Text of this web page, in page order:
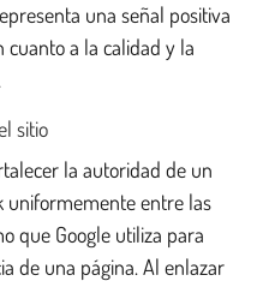
una señal positiva
a la calidad y la
sitio
la autoridad de un
uniformemente entre las
que Google utiliza para
de una página. Al enlazar